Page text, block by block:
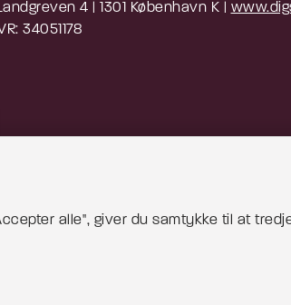
4 | 1301 København K |
34051178
alle'', giver du samtykke til at